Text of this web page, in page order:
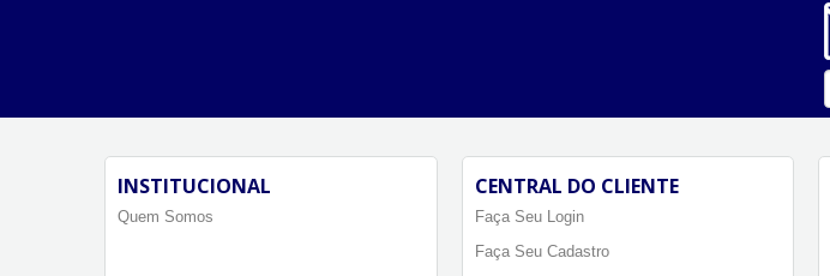
INSTITUCIONAL
Quem Somos
CENTRAL DO CLIENTE
Faça Seu Login
Faça Seu Cadastro